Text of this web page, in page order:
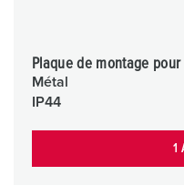
Plaque de montage
Métal
IP44
1